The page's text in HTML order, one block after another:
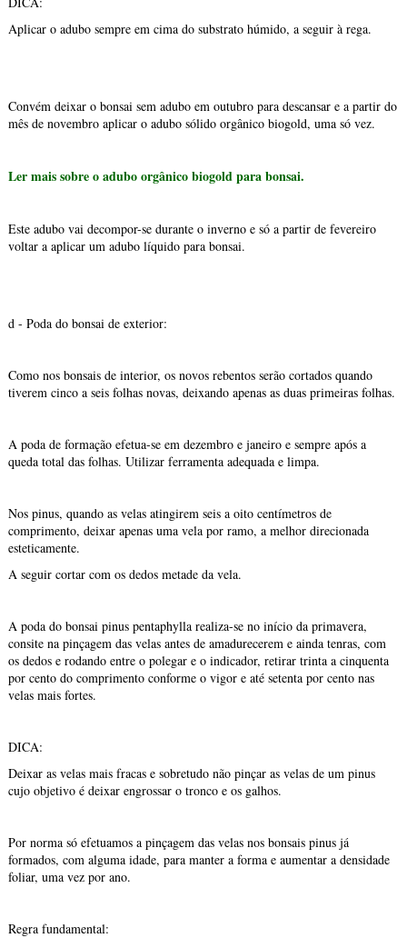
Aplicar o adubo sempre em cima do substrato húmido, a seguir à rega.
Convém deixar o bonsai sem adubo em outubro para descansar e a partir do
mês de novembro aplicar o adubo sólido orgânico biogold, uma só vez.
Ler mais sobre o adubo orgânico biogold para bonsai.
Este adubo vai decompor-se durante o inverno e só a partir de fevereiro
voltar a aplicar um adubo líquido para bonsai.
d - Poda do bonsai de exterior:
Como nos bonsais de interior, os novos rebentos serão cortados quando
tiverem cinco a seis folhas novas, deixando apenas as duas primeiras folhas.
A poda de formação efetua-se em dezembro e janeiro e sempre após a
queda total das folhas. Utilizar ferramenta adequada e limpa.
Nos pinus, quando as velas atingirem seis a oito centímetros de
comprimento, deixar apenas uma vela por ramo, a melhor direcionada
esteticamente.
A seguir cortar com os dedos metade da vela.
A poda do bonsai pinus pentaphylla realiza-se no início da primavera,
consite na pinçagem das velas antes de amadurecerem e ainda tenras, com
os dedos e rodando entre o polegar e o indicador, retirar trinta a cinquenta
por cento do comprimento conforme o vigor e até setenta por cento nas
velas mais fortes.
DICA:
Deixar as velas mais fracas e sobretudo não pinçar as velas de um pinus
cujo objetivo é deixar engrossar o tronco e os galhos.
Por norma só efetuamos a pinçagem das velas nos bonsais pinus já
formados, com alguma idade, para manter a forma e aumentar a densidade
foliar, uma vez por ano.
Regra fundamental: